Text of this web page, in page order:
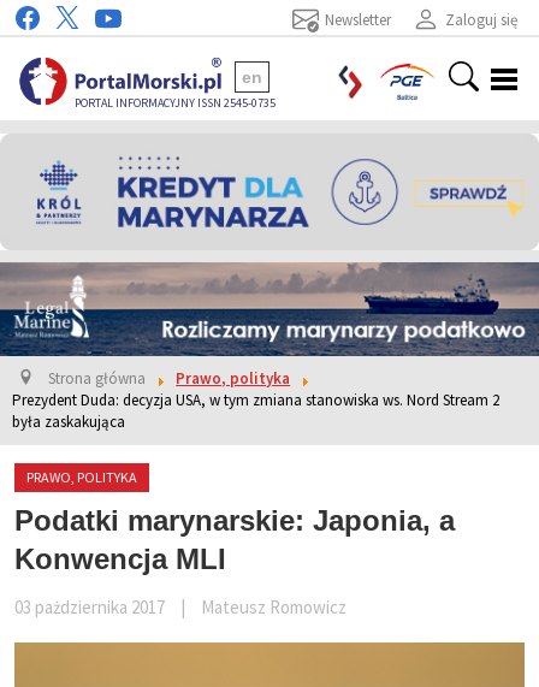
Zaloguj się
Newsletter
PORTAL INFORMACYJNY ISSN 2545-0735
en
Strona główna
Prawo, polityka
Prezydent Duda: decyzja USA, w tym zmiana stanowiska ws. Nord Stream 2
była zaskakująca
PRAWO, POLITYKA
Podatki marynarskie: Japonia, a
Konwencja MLI
03 pażdziernika 2017 Mateusz Romowicz